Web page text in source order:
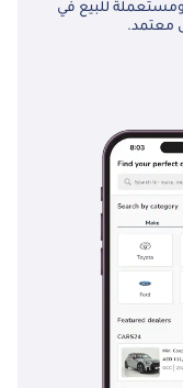
سيارة جديدة ومستعملة للبيع في